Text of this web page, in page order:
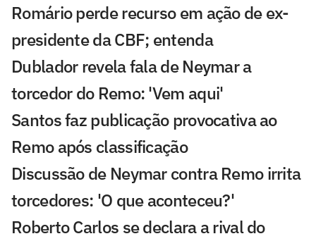
Romário perde recurso em ação de ex-
presidente da CBF; entenda
Dublador revela fala de Neymar a
torcedor do Remo: 'Vem aqui'
Santos faz publicação provocativa ao
Remo após classificação
Discussão de Neymar contra Remo irrita
torcedores: 'O que aconteceu?'
Roberto Carlos se declara a rival do